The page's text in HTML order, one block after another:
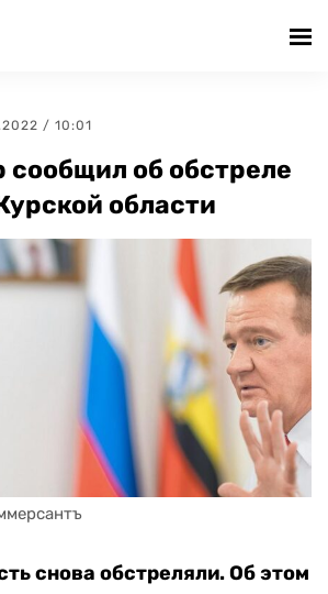
/ 10:01
сообщил об обстреле
области
снова обстреляли. Об этом